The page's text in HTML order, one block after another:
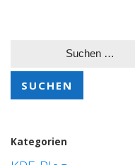
Kategorien